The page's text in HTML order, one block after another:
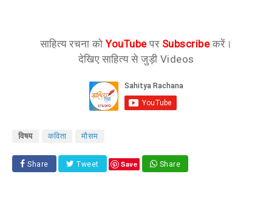
साहित्य रचना कोYouTubeपर Subscribeकरें।
देखिए साहित्य से जुड़ी Videos
विषय कविता मौसम
Share Tweet Save Share